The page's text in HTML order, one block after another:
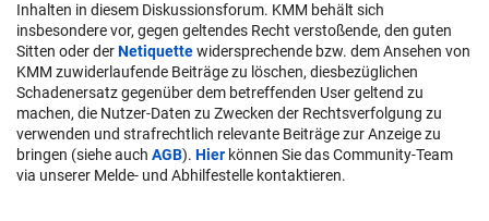
Inhalten in diesem Diskussionsforum. KMM behält sich
insbesondere vor, gegen geltendes Recht verstoßende, den guten
Sitten oder derNetiquettewidersprechende bzw. dem Ansehen von
KMM zuwiderlaufende Beiträge zu löschen, diesbezüglichen
Schadenersatz gegenüber dem betreffenden User geltend zu
machen, die Nutzer-Daten zu Zwecken der Rechtsverfolgung zu
verwenden und strafrechtlich relevante Beiträge zur Anzeige zu
bringen (siehe auch AGB). Hier können Sie das Community-Team
via unserer Melde- und Abhilfestelle kontaktieren.